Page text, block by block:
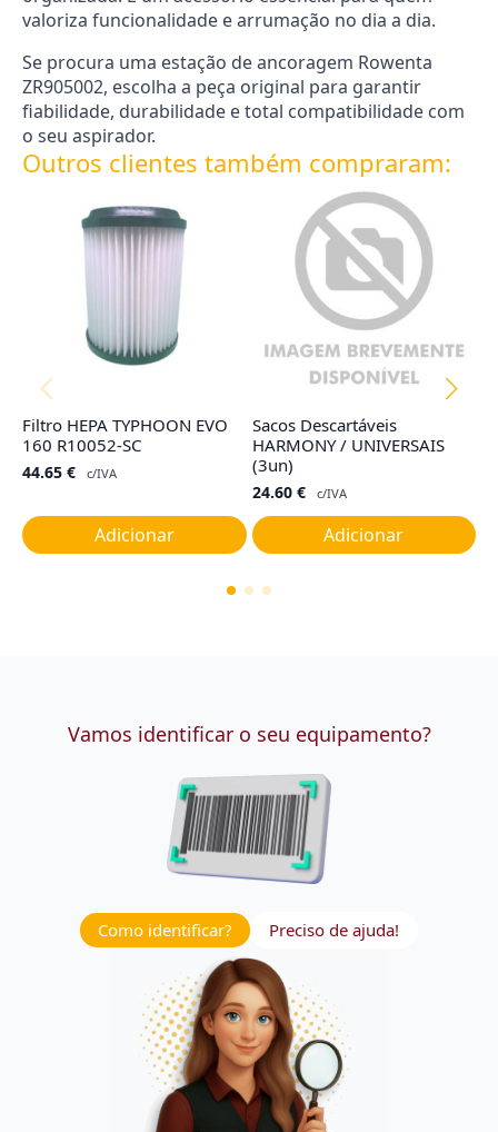
valoriza funcionalidade e arrumação no dia a dia.
Se procura uma estação de ancoragem Rowenta
ZR905002, escolha a peça original para garantir
fiabilidade, durabilidade e total compatibilidade com
o seu aspirador.
Outros clientes também compraram:
Filtro HEPA TYPHOON EVO
160 R10052-SC
44.65 € c/IVA
Adicionar
Sacos Descartáveis
HARMONY / UNIVERSAIS
(3un)
24.60 € c/IVA
Adicionar
Vamos identificar o seu equipamento?
Como identificar? Preciso de ajuda!